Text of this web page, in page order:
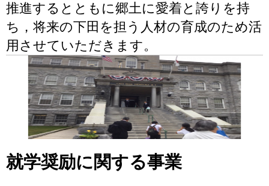
推進するとともに郷土に愛着と誇りを持
ち，将来の下田を担う人材の育成のため活
用させていただきます。
就学奨励に関する事業